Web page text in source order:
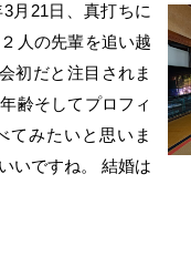
月21日、真打ちに
人の先輩を追い越
初だと注目されま
齢そしてプロフィ
てみたいと思いま
いですね。 結婚は